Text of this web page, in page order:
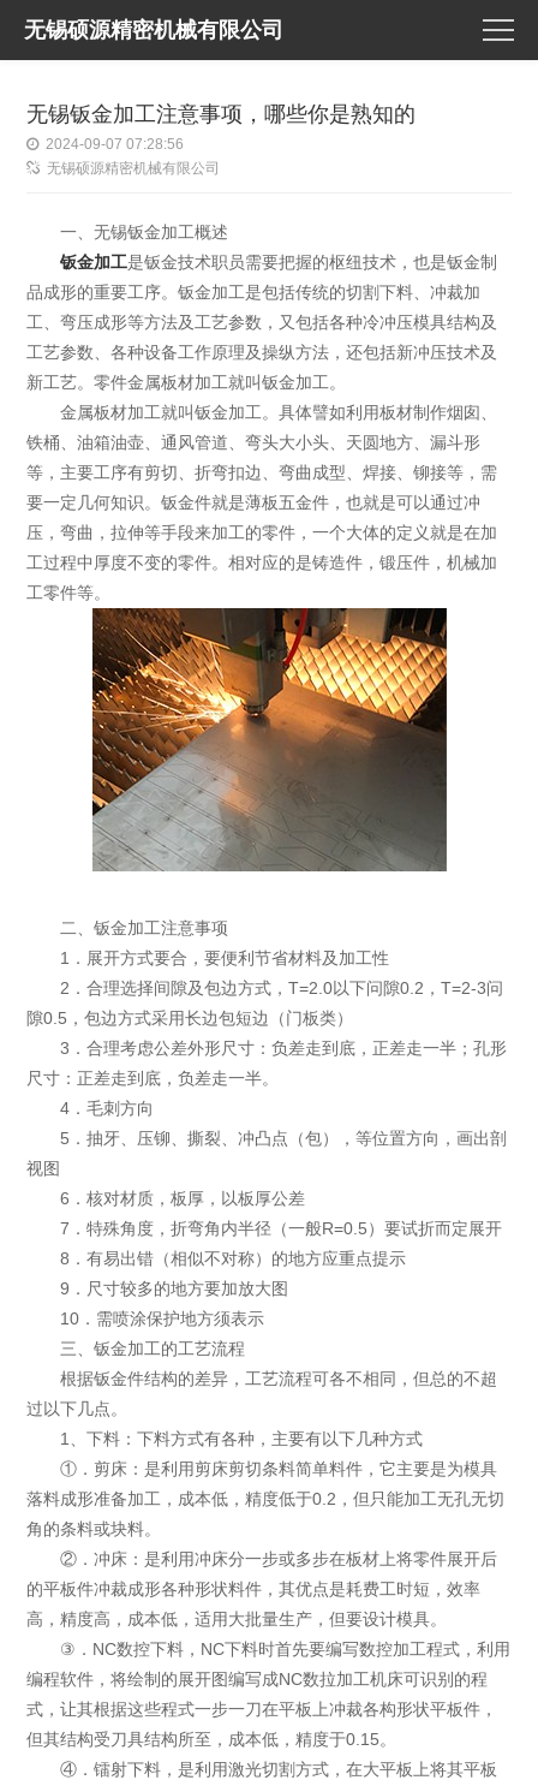
无锡硕源精密机械有限公司
无锡钣金加工注意事项，哪些你是熟知的
2024-09-07 07:28:56
无锡硕源精密机械有限公司
一、无锡钣金加工概述
钣金加工是钣金技术职员需要把握的枢纽技术，也是钣金制
品成形的重要工序。钣金加工是包括传统的切割下料、冲裁加
工、弯压成形等方法及工艺参数，又包括各种冷冲压模具结构及
工艺参数、各种设备工作原理及操纵方法，还包括新冲压技术及
新工艺。零件金属板材加工就叫钣金加工。
金属板材加工就叫钣金加工。具体譬如利用板材制作烟囱、
铁桶、油箱油壶、通风管道、弯头大小头、天圆地方、漏斗形
等，主要工序有剪切、折弯扣边、弯曲成型、焊接、铆接等，需
要一定几何知识。钣金件就是薄板五金件，也就是可以通过冲
压，弯曲，拉伸等手段来加工的零件，一个大体的定义就是在加
工过程中厚度不变的零件。相对应的是铸造件，锻压件，机械加
工零件等。
二、钣金加工注意事项
1．展开方式要合，要便利节省材料及加工性
2．合理选择间隙及包边方式，T=2.0以下问隙0.2，T=2-3问
隙0.5，包边方式采用长边包短边（门板类）
3．合理考虑公差外形尺寸：负差走到底，正差走一半；孔形
尺寸：正差走到底，负差走一半。
4．毛刺方向
5．抽牙、压铆、撕裂、冲凸点（包），等位置方向，画出剖
视图
6．核对材质，板厚，以板厚公差
7．特殊角度，折弯角内半径（一般R=0.5）要试折而定展开
8．有易出错（相似不对称）的地方应重点提示
9．尺寸较多的地方要加放大图
10．需喷涂保护地方须表示
三、钣金加工的工艺流程
根据钣金件结构的差异，工艺流程可各不相同，但总的不超
过以下几点。
1、下料：下料方式有各种，主要有以下几种方式
①．剪床：是利用剪床剪切条料简单料件，它主要是为模具
落料成形准备加工，成本低，精度低于0.2，但只能加工无孔无切
角的条料或块料。
②．冲床：是利用冲床分一步或多步在板材上将零件展开后
的平板件冲裁成形各种形状料件，其优点是耗费工时短，效率
高，精度高，成本低，适用大批量生产，但要设计模具。
③．NC数控下料，NC下料时首先要编写数控加工程式，利用
编程软件，将绘制的展开图编写成NC数拉加工机床可识别的程
式，让其根据这些程式一步一刀在平板上冲裁各构形状平板件，
但其结构受刀具结构所至，成本低，精度于0.15。
④．镭射下料，是利用激光切割方式，在大平板上将其平板